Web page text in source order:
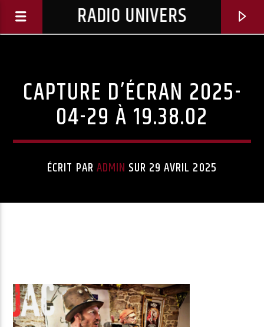
RADIO UNIVERS
Radio Univers
CAPTURE D’ÉCRAN 2025-
04-29 À 19.38.02
ÉCRIT PARADMIN SUR 29 AVRIL 2025